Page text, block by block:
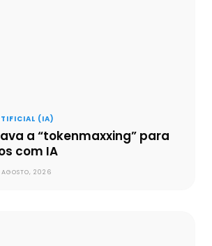
(IA)
a “tokenmaxxing” para
com IA
AGOSTO, 2026